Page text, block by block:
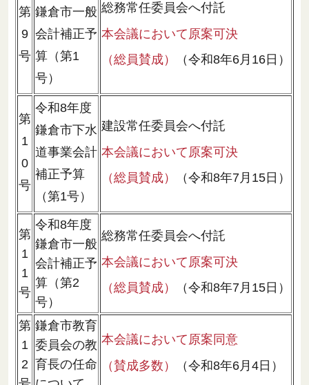
第
9
号
鎌倉市一般
会計補正予
算（第1
号）
総務常任委員会へ付託
本会議において原案可決
（総員賛成）
（令和8年6月16日）
第
1
0
号
令和8年度
鎌倉市下水
道事業会計
補正予算
（第1号）
建設常任委員会へ付託
本会議において原案可決
（総員賛成）
（令和8年7月15日）
第
1
1
号
令和8年度
鎌倉市一般
会計補正予
算（第2
号）
総務常任委員会へ付託
本会議において原案可決
（総員賛成）
（令和8年7月15日）
第
1
2
鎌倉市教育
委員会の教
育長の任命
本会議において原案同意
（賛成多数）
（令和8年6月4日）